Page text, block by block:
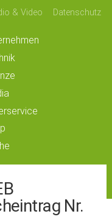
& Video Datenschutz
Nr.